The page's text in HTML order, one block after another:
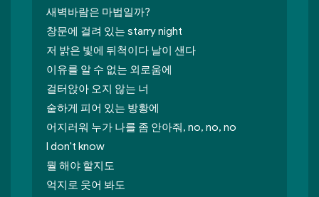
새벽바람은 마법일까?
창문에 걸려 있는 starry night
저 밝은 빛에 뒤척이다 날이 샌다
이유를 알 수 없는 외로움에
걸터앉아 오지 않는 너
숱하게 피어 있는 방황에
어지러워 누가 나를 좀 안아줘, no, no, no
I don't know
뭘 해야 할지도
억지로 웃어 봐도